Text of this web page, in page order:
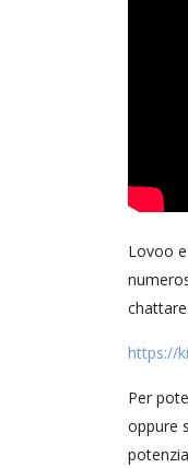
Lovoo
https://
Per
oppure